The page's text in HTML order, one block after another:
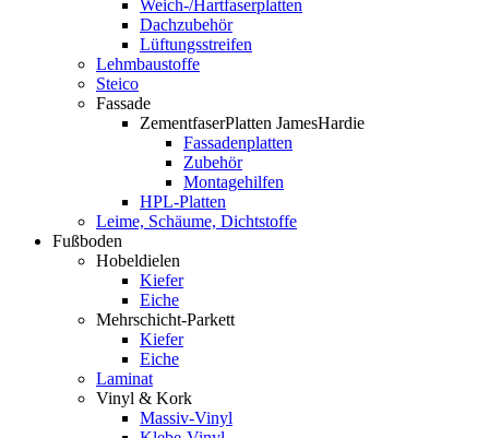
Weich-/Hartfaserplatten
Dachzubehör
Lüftungsstreifen
Lehmbaustoffe
Steico
Fassade
ZementfaserPlatten JamesHardie
Fassadenplatten
Zubehör
Montagehilfen
HPL-Platten
Leime, Schäume, Dichtstoffe
Fußboden
Hobeldielen
Kiefer
Eiche
Mehrschicht-Parkett
Kiefer
Eiche
Laminat
Vinyl & Kork
Massiv-Vinyl